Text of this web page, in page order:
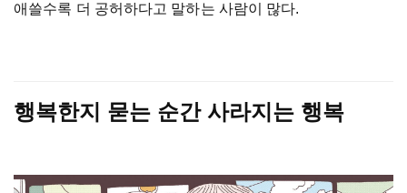
애쓸수록 더 공허하다고 말하는 사람이 많다.
행복한지 묻는 순간 사라지는 행복